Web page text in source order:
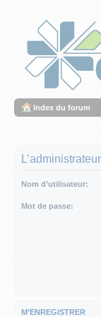
Index du forum
Nom d’utilisateur:
Mot de passe:
M’ENREGISTRER